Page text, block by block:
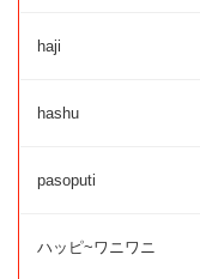
haji
hashu
pasoputi
ハッピ~ワニワニ